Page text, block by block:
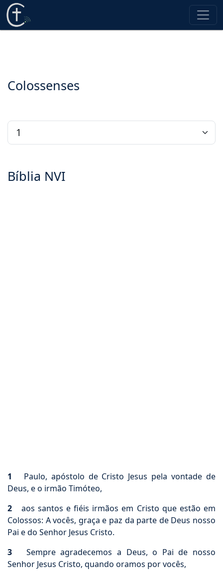
Colossenses
Bíblia NVI
1 Paulo, apóstolo de Cristo Jesus pela vontade de
Deus, e o irmão Timóteo,
2 aos santos e fiéis irmãos em Cristo que estão em
Colossos: A vocês, graça e paz da parte de Deus nosso
Pai e do Senhor Jesus Cristo.
3 Sempre agradecemos a Deus, o Pai de nosso
Senhor Jesus Cristo, quando oramos por vocês,